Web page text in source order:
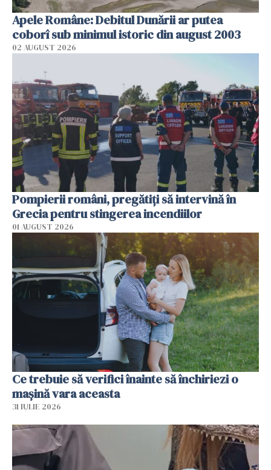
Apele Române: Debitul Dunării ar putea
coborî sub minimul istoric din august 2003
02 AUGUST 2026
Pompierii români, pregătiţi să intervină în
Grecia pentru stingerea incendiilor
01 AUGUST 2026
Ce trebuie să verifici înainte să închiriezi o
mașină vara aceasta
31 IULIE 2026